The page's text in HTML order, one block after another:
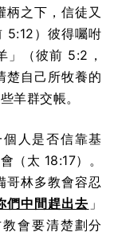
柄之下，信徒又
5:12）彼得囑咐
」（彼前 5:2，
楚自己所牧養的
羊群交帳。
人是否信靠基
（太 18:17）。
哥林多教會容忍
們中間趕出去 」
會要清楚劃分